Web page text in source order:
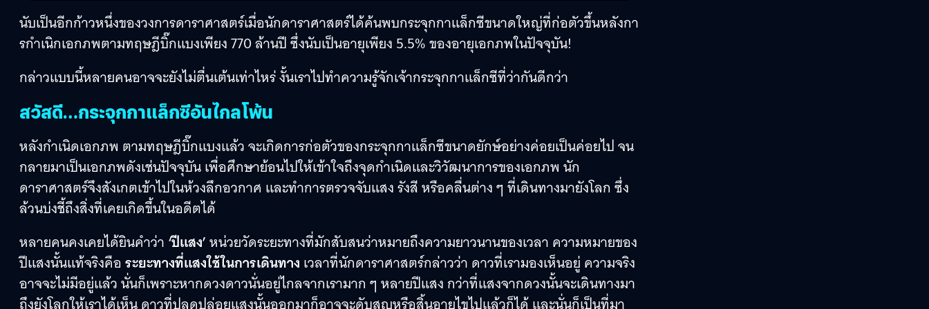
นับเป็นอีกก้าวหนึ่งของวงการดาราศาสตร์เมื่อนักดาราศาสตร์ได้ค้นพบกระจุกกาแล็กซีขนาดใหญ่ที่ก่อตัวขึ้นหลังกา
รกำเนิกเอกภพตามทฤษฎีบิ๊กแบงเพียง 770 ล้านปี ซึ่งนับเป็นอายุเพียง 5.5% ของอายุเอกภพในปัจจุบัน!
กล่าวแบบนี้หลายคนอาจจะยังไม่ตื่นเต้นเท่าไหร่ งั้นเราไปทำความรู้จักเจ้ากระจุกกาแล็กซีที่ว่ากันดีกว่า
สวัสดี…กระจุกกาแล็กซีอันไกลโพ้น
หลังกำเนิดเอกภพ ตามทฤษฎีบิ๊กแบงแล้ว จะเกิดการก่อตัวของกระจุกกาแล็กซีขนาดยักษ์อย่างค่อยเป็นค่อยไป จน
กลายมาเป็นเอกภพดังเช่นปัจจุบัน เพื่อศึกษาย้อนไปให้เข้าใจถึงจุดกำเนิดและวิวัฒนาการของเอกภพ นัก
ดาราศาสตร์จึงสังเกตเข้าไปในห้วงลึกอวกาศ และทำการตรวจจับแสง รังสี หรือคลื่นต่าง ๆ ที่เดินทางมายังโลก ซึ่ง
ล้วนบ่งชี้ถึงสิ่งที่เคยเกิดขึ้นในอดีตได้
หลายคนคงเคยได้ยินคำว่า ‘ปีแสง’หน่วยวัดระยะทางที่มักสับสนว่าหมายถึงความยาวนานของเวลา ความหมายของ
ปีแสงนั้นแท้จริงคือ ระยะทางที่แสงใช้ในการเดินทาง เวลาที่นักดาราศาสตร์กล่าวว่า ดาวที่เรามองเห็นอยู่ ความจริง
อาจจะไม่มีอยู่แล้ว นั่นก็เพราะหากดวงดาวนั่นอยู่ไกลจากเรามาก ๆ หลายปีแสง กว่าที่แสงจากดวงนั้นจะเดินทางมา
ถึงยังโลกให้เราได้เห็น ดาวที่ปลดปล่อยแสงนั้นออกมาก็อาจจะดับสูญหรือสิ้นอายุไขไปแล้วก็ได้ และนั่นก็เป็นที่มา